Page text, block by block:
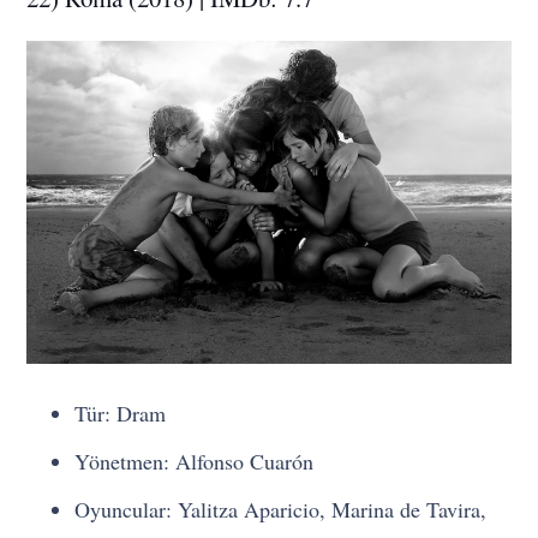
Tür: Dram
Yönetmen: Alfonso Cuarón
Oyuncular: Yalitza Aparicio, Marina de Tavira,